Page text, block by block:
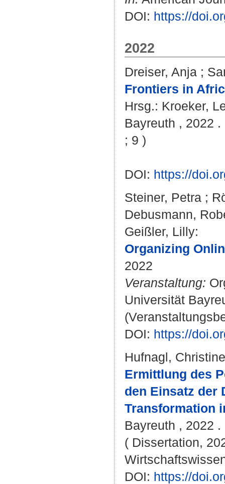
DOI: https://
2022
Dreiser, Anja ;
Frontiers in
Hrsg.: Kroeker,
Bayreuth , 2022
; 9 )
DOI: https://
Steiner, Petra ;
Debusmann,
Geißler, Lilly:
Organizing
2022
Veranstaltung:
Universität
DOI: https://
Hufnagl, Christine
Ermittlung des
den Einsatz der
Transformation
Bayreuth , 2022
( Dissertation,
DOI: https://